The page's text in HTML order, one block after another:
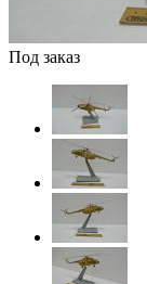
Под заказ